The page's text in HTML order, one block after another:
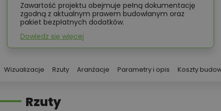
Zawartość projektu obejmuje pełną dokumentację
zgodną z aktualnym prawem budowlanym oraz
pakiet bezpłatnych dodatków.
Dowiedz się więcej
Wizualizacje Rzuty Aranżacje Parametry i opis Koszty
Rzuty